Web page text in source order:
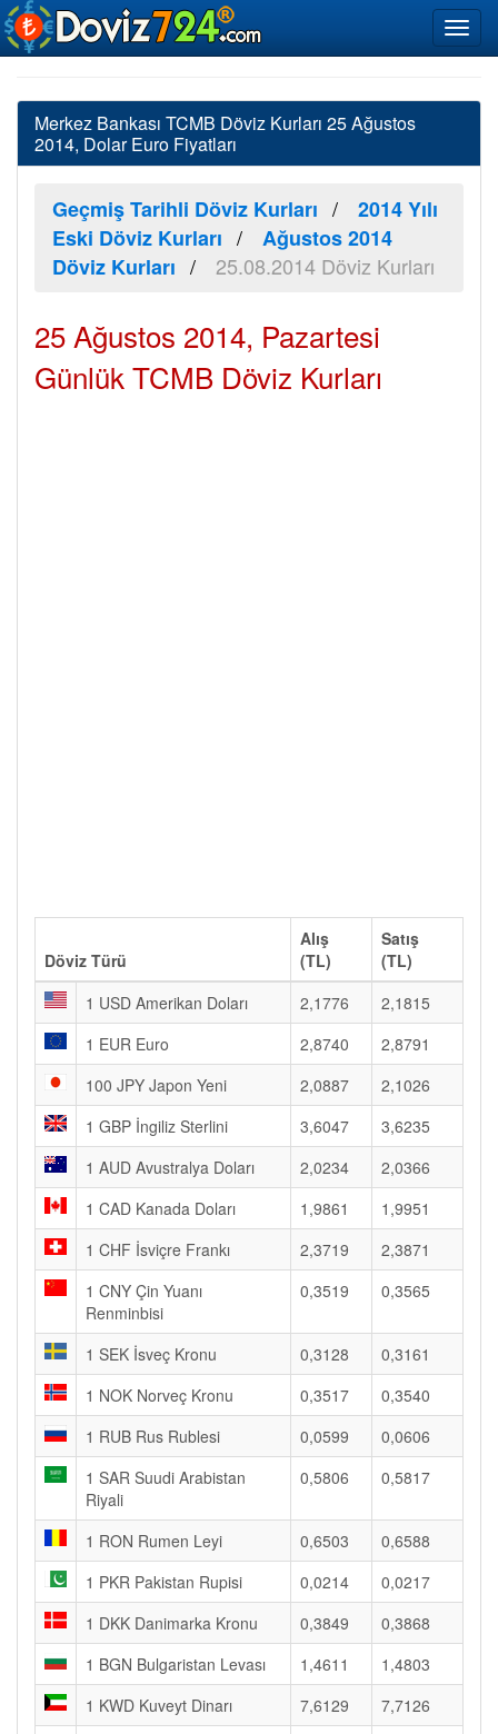
Merkez Bankası TCMB Döviz Kurları 25 Ağustos
2014, Dolar Euro Fiyatları
Geçmiş Tarihli Döviz Kurları
2014 Yılı
Eski Döviz Kurları
Ağustos 2014
Döviz Kurları
25.08.2014 Döviz Kurları
25 Ağustos 2014, Pazartesi
Günlük TCMB Döviz Kurları
Döviz Türü
Alış
(TL)
Satış
(TL)
1 USD Amerikan Doları
2,1776
2,1815
1 EUR Euro
2,8740
2,8791
100 JPY Japon Yeni
2,0887
2,1026
1 GBP İngiliz Sterlini
3,6047
3,6235
1 AUD Avustralya Doları
2,0234
2,0366
1 CAD Kanada Doları
1,9861
1,9951
1 CHF İsviçre Frankı
2,3719
2,3871
1 CNY Çin Yuanı
Renminbisi
0,3519 0,3565
1 SEK İsveç Kronu 0,3128
0,3161
1 NOK Norveç Kronu
0,3517
0,3540
1 RUB Rus Rublesi
0,0599
0,0606
1 SAR Suudi Arabistan
Riyali
0,5806 0,5817
1 RON Rumen Leyi 0,6503
0,6588
1 PKR Pakistan Rupisi
0,0214
0,0217
1 DKK Danimarka Kronu
0,3849
0,3868
1 BGN Bulgaristan Levası
1,4611
1,4803
1 KWD Kuveyt Dinarı
7,6129
7,7126